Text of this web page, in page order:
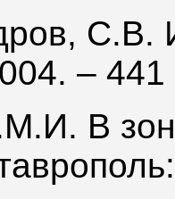
С.В.
– 441
В